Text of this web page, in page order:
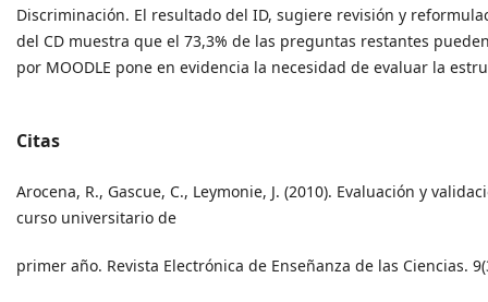
Discriminación. El resultado del ID, sugiere revisión y
del CD muestra que el 73,3% de las preguntas restantes
por MOODLE pone en evidencia la necesidad de evaluar la
Citas
Arocena, R., Gascue, C., Leymonie, J. (2010). Evaluación y
curso universitario de
primer año. Revista Electrónica de Enseñanza de las Ciencias.